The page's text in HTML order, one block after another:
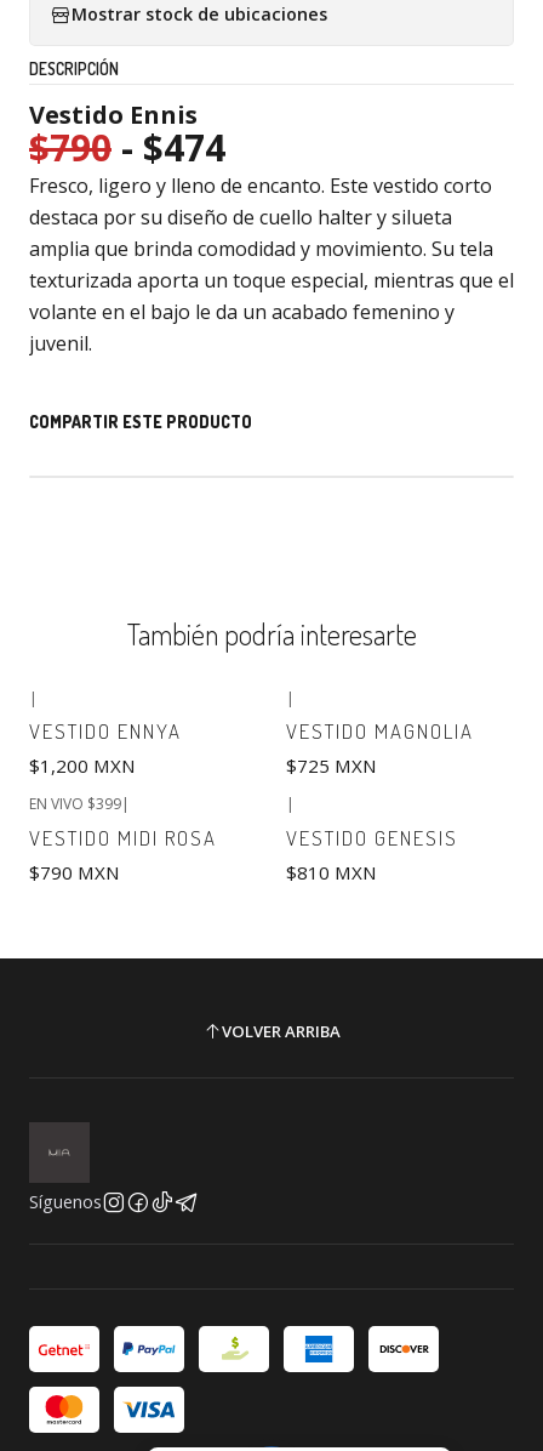
Mostrar stock de ubicaciones
DESCRIPCIÓN
Vestido Ennis
$790 - $474
Fresco, ligero y lleno de encanto. Este vestido corto
destaca por su diseño de cuello halter y silueta
amplia que brinda comodidad y movimiento. Su tela
texturizada aporta un toque especial, mientras que el
volante en el bajo le da un acabado femenino y
juvenil.
COMPARTIR ESTE PRODUCTO
También podría interesarte
|
VESTIDO ENNYA
$1,200 MXN
|
VESTIDO MAGNOLIA
$725 MXN
EN VIVO $399|
VESTIDO MIDI ROSA
$790 MXN
|
VESTIDO GENESIS
$810 MXN
VOLVER ARRIBA
Síguenos